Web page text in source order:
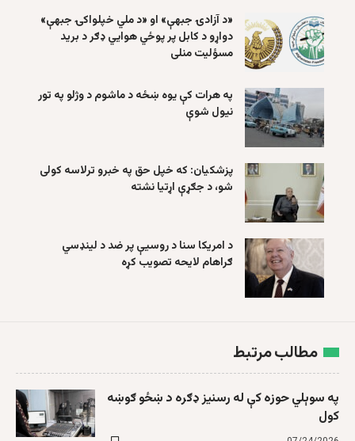
«د آزادۍ جبهې» او «د ملي خپلواکۍ جبهې»
دواړو د کابل پر پوځي هوايي ډګر د برید
مسؤلیت منلی
په هرات کې یوه ښځه د ماشوم د وژلو په تور
نیول شوې
پزشکیان: که خپل حق په خبرو ترلاسه کولی
شو، د جګړې اړتیا نشته
د امریکا سنا د روسیې پر ضد د لینډسي
ګراهام لایحه تصویب کړه
مطالب مرتبط
په سوېلي حوزه کې له رسنیز ډګره د ښځو ګوښه
کول